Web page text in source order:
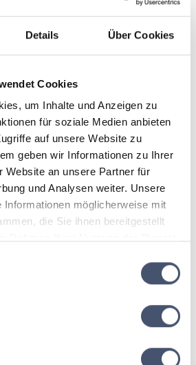
Details Über Cookies
Cookies
um Inhalte und Anzeigen zu
für soziale Medien anbieten
auf unsere Website zu
geben wir Informationen zu Ihrer
Website an unsere Partner für
und Analysen weiter. Unsere
Informationen möglicherweise mit
die Sie ihnen bereitgestellt
bei
zur Verpflegung